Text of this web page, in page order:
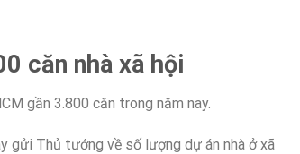
căn nhà xã hội
gần 3.800 căn trong năm nay.
gửi Thủ tướng về số lượng dự án nhà ở xã